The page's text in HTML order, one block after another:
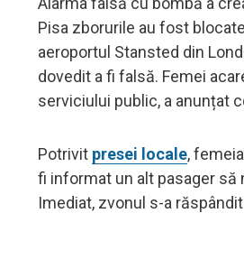
Pisa zborurile au fost
aeroportul Stansted din
dovedit a fi falsă. Femei
serviciului public, a anunțat
Potrivit presei locale,
fi informat un alt pasager să
Imediat, zvonul s-a